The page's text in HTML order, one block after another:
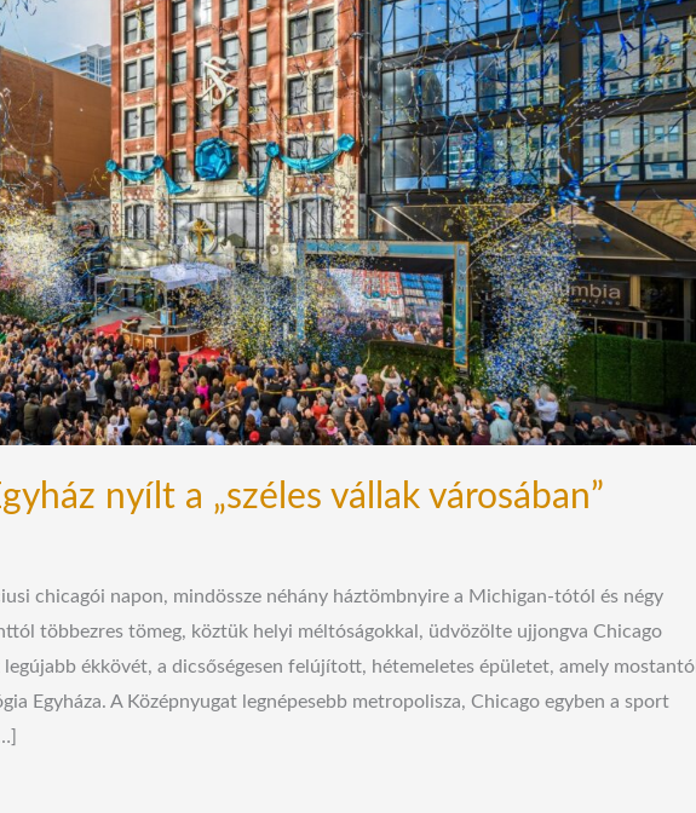
nyílt a „széles vállak városában”
chicagói napon, mindössze néhány háztömbnyire a Michigan-tótól és négy
többezres tömeg, köztük helyi méltóságokkal, üdvözölte ujjongva Chicago
legújabb ékkövét, a dicsőségesen felújított, hétemeletes épületet, amely mostantól
Egyháza. A Középnyugat legnépesebb metropolisza, Chicago egyben a sport